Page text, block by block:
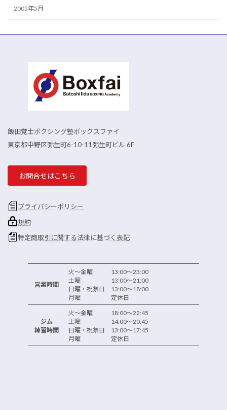
2005年5月
飯田覚士ボクシング塾ボックスファイ
東京都中野区弥生町6-10-11弥生町ビル 6F
お問合せはこちら
プライバシーポリシー
規約
特定商取引に関する法律に基づく表記
営業時間
火～金曜 13:00～23:00
土曜 13:00～21:00
日曜・祝祭日 13:00～18:00
月曜 定休日
ジム
練習時間
火～金曜 18:00～22:45
土曜 14:00～20:45
日曜・祝祭日 13:00～17:45
月曜 定休日